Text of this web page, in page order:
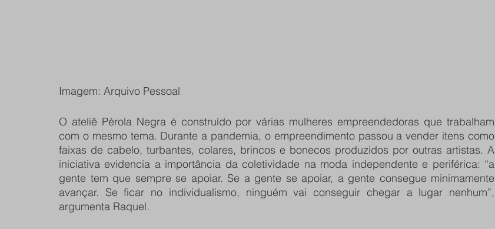
Imagem: Arquivo Pessoal
O ateliê Pérola Negra é construído por várias mulheres empreendedoras que trabalham
com o mesmo tema. Durante a pandemia, o empreendimento passou a vender itens como
faixas de cabelo, turbantes, colares, brincos e bonecos produzidos por outras artistas. A
iniciativa evidencia a importância da coletividade na moda independente e periférica: “a
gente tem que sempre se apoiar. Se a gente se apoiar, a gente consegue minimamente
avançar. Se ficar no individualismo, ninguém vai conseguir chegar a lugar nenhum”,
argumenta Raquel.